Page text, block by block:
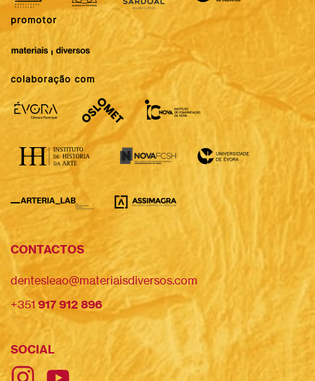
promotor
colaboração com
CONTACTOS
dentesleao@materiaisdiversos.com
+351917 912 896
SOCIAL